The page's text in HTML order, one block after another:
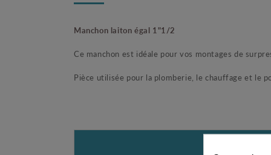
Manchon laiton égal 1"1/2
Ce manchon est idéale pour vos montages de
Pièce utilisée pour la plomberie, le chauffage et le